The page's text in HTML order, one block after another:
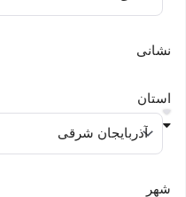
نشانی
استان
شهر